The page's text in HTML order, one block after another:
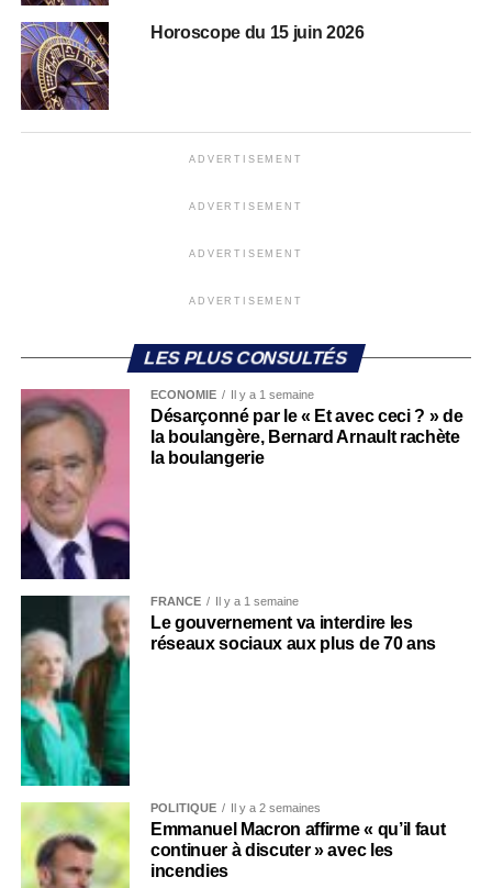
Horoscope du 15 juin 2026
ADVERTISEMENT
ADVERTISEMENT
ADVERTISEMENT
ADVERTISEMENT
LES PLUS CONSULTÉS
ECONOMIE Il y a 1 semaine
Désarçonné par le « Et avec ceci ? » de
la boulangère, Bernard Arnault rachète
la boulangerie
FRANCE Il y a 1 semaine
Le gouvernement va interdire les
réseaux sociaux aux plus de 70 ans
POLITIQUE Il y a 2 semaines
Emmanuel Macron affirme « qu’il faut
continuer à discuter » avec les
incendies